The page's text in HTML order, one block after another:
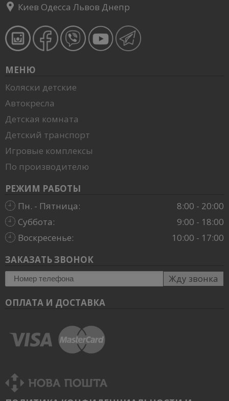
Киев Одесса Львов Днепр
МЕНЮ
Коляски детские
Автокресла
Детская комната
Детский транспорт
Игровые комплексы
По производителю
РЕЖИМ РАБОТЫ
Пн. - Пятница:
8:00 - 20:00
Суббота:
9:00 - 18:00
Воскресенье:
10:00 - 17:00
ЗАКАЗАТЬ ЗВОНОК
Жду звонка
ОПЛАТА И ДОСТАВКА